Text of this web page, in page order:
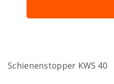
Schienenstopper KWS 40